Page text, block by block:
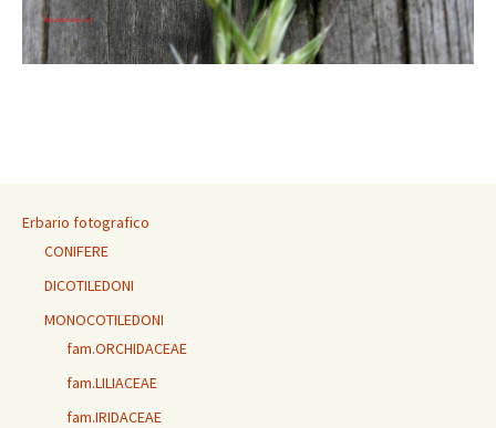
Erbario fotografico
CONIFERE
DICOTILEDONI
MONOCOTILEDONI
fam.ORCHIDACEAE
fam.LILIACEAE
fam.IRIDACEAE